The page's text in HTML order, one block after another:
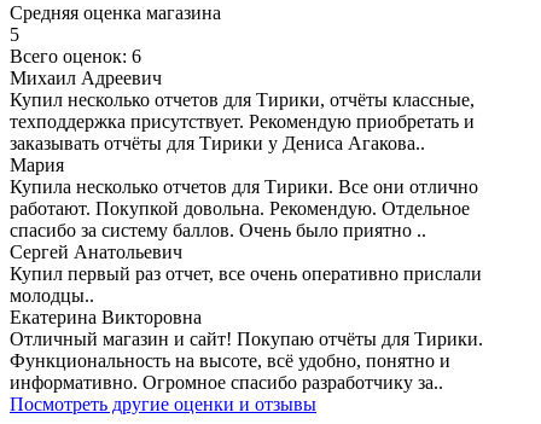
Средняя оценка магазина
5
Всего оценок: 6
Михаил Адреевич
Купил несколько отчетов для Тирики, отчёты классные,
техподдержка присутствует. Рекомендую приобретать и
заказывать отчёты для Тирики у Дениса Агакова..
Мария
Купила несколько отчетов для Тирики. Все они отлично
работают. Покупкой довольна. Рекомендую. Отдельное
спасибо за систему баллов. Очень было приятно ..
Сергей Анатольевич
Купил первый раз отчет, все очень оперативно прислали
молодцы..
Екатерина Викторовна
Отличный магазин и сайт! Покупаю отчёты для Тирики.
Функциональность на высоте, всё удобно, понятно и
информативно. Огромное спасибо разработчику за..
Посмотреть другие оценки и отзывы